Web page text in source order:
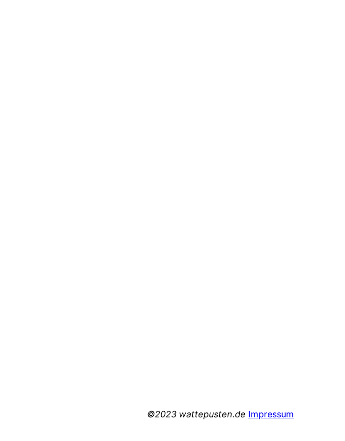
©2023 wattepusten.de Impressum